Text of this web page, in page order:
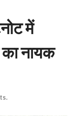
में
नायक